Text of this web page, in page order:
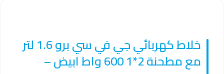
خلاط كهربائي جي في سي برو 1.6 لتر
مع مطحنة 2*1 600 واط ابيض –